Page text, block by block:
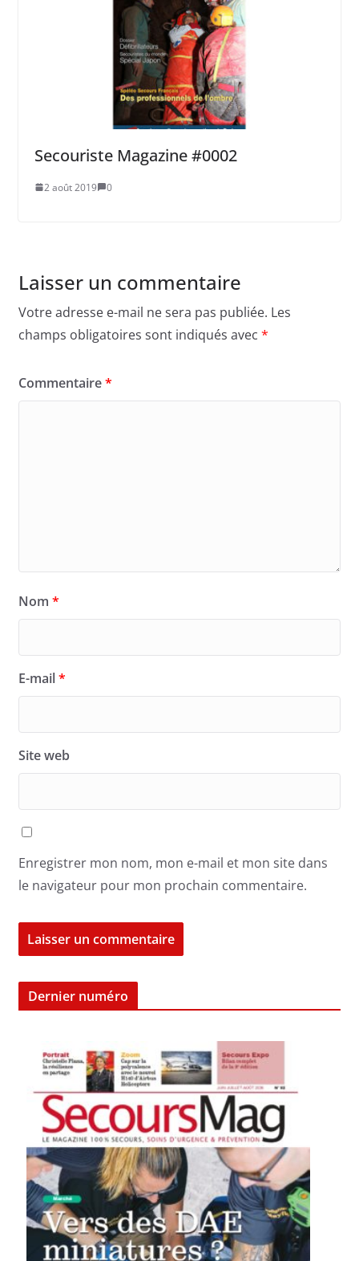
Secouriste Magazine #0002
2 août 2019 0
Laisser un commentaire
Votre adresse e-mail ne sera pas publiée. Les
champs obligatoires sont indiqués avec *
Commentaire*
Nom *
E-mail*
Site web
Enregistrer mon nom, mon e-mail et mon site dans
le navigateur pour mon prochain commentaire.
Dernier numéro